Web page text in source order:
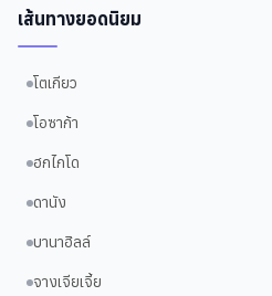
เส้นทางยอดนิยม
โตเกียว
โอซาก้า
ฮกไกโด
ดานัง
บานาฮิลล์
จางเจียเจี้ย